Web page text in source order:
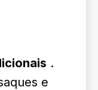
.
e